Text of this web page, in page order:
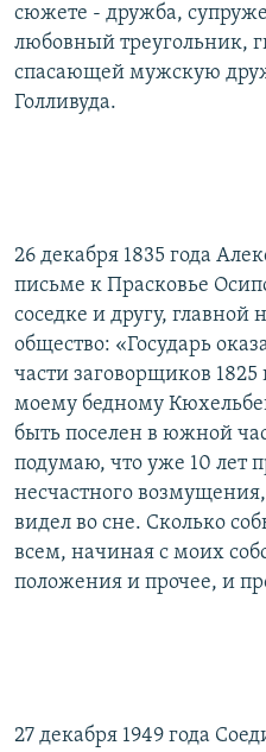
сюжете - дружба,
любовный треугольник,
спасающей мужскую
Голливуда.
26 декабря 1835 года
письме к Прасковье
соседке и другу, главной
общество: «Государь
части заговорщиков
моему бедному
быть поселен в южной
подумаю, что уже 10 лет
несчастного
видел во сне. Сколько
всем, начиная с моих
положения и прочее, и
27 декабря 1949 года